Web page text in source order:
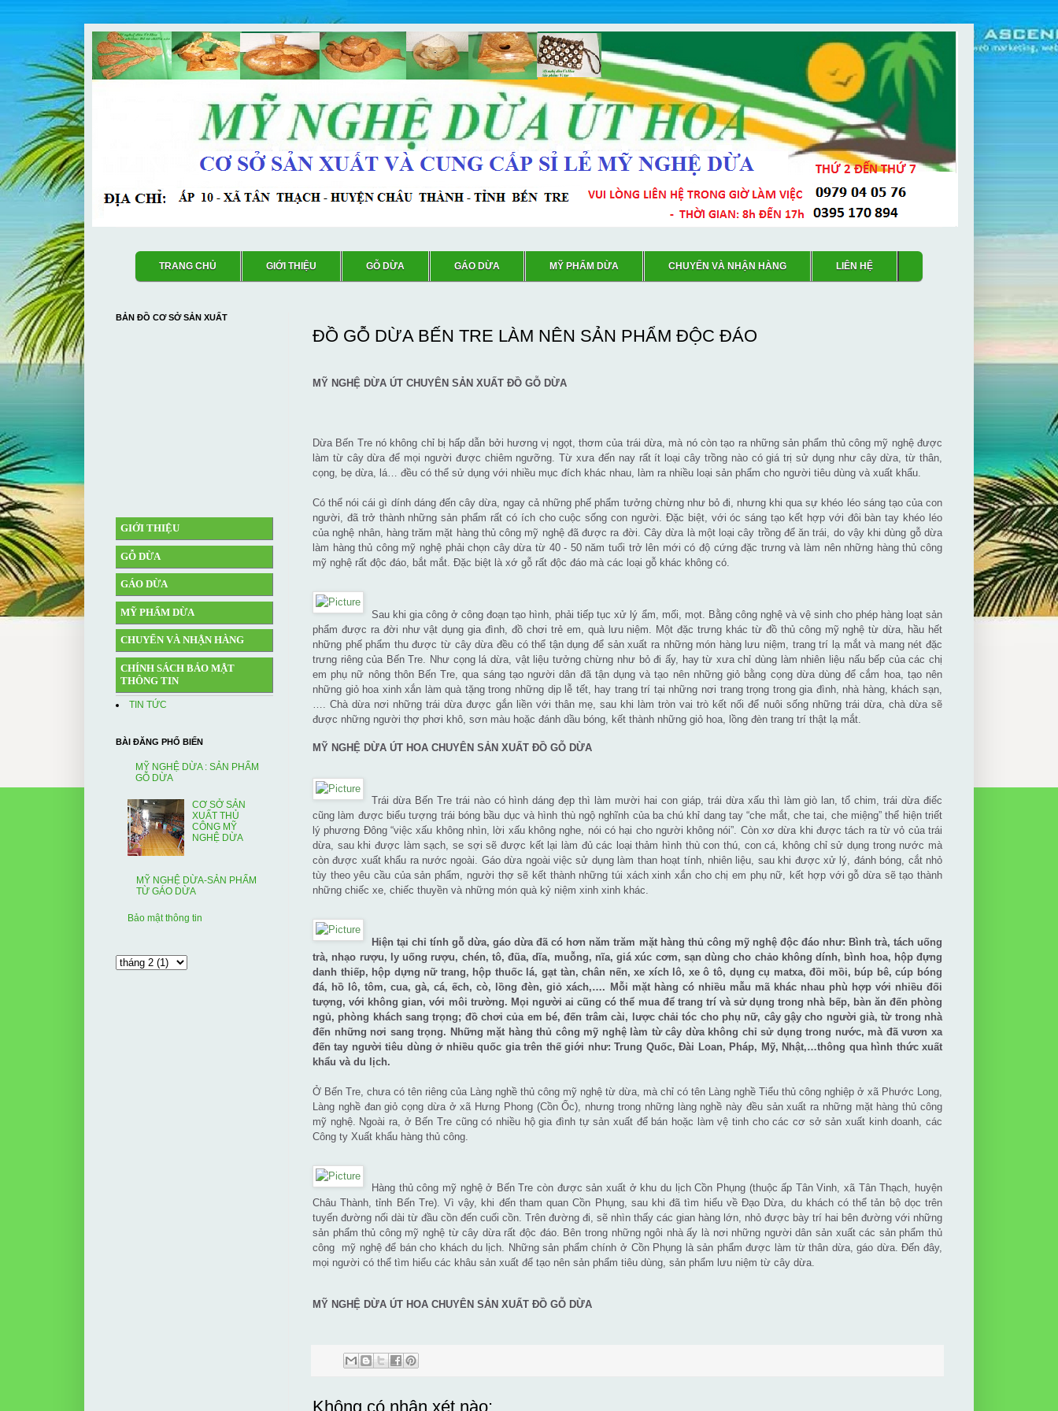
TRANG CHỦ GIỚI THIỆU GỖ DỪA GÁO DỪA MỸ PHẨM DỪA CHUYỂN VÀ NHẬN HÀNG LIÊN HỆ
ĐỒ GỖ DỪA BẾN TRE LÀM NÊN SẢN PHẨM ĐỘC ĐÁO
MỸ NGHỆ DỪA ÚT CHUYÊN SẢN XUẤT ĐỒ GỖ DỪA
Dừa Bến Tre nó không chỉ bị hấp dẫn bởi hương vị ngọt, thơm của trái dừa, mà nó còn tạo ra những sản phẩm thủ công mỹ nghệ được
làm từ cây dừa để mọi người được chiêm ngưỡng. Từ xưa đến nay rất ít loại cây trồng nào có giá trị sử dụng như cây dừa, từ thân,
cọng, bẹ dừa, lá… đều có thể sử dụng với nhiều mục đích khác nhau, làm ra nhiều loại sản phẩm cho người tiêu dùng và xuất khẩu.
Có thể nói cái gì dính dáng đến cây dừa, ngay cả những phế phẩm tưởng chừng như bỏ đi, nhưng khi qua sự khéo léo sáng tạo của con
người, đã trở thành những sản phẩm rất có ích cho cuộc sống con người. Đặc biệt, với óc sáng tạo kết hợp với đôi bàn tay khéo léo
của nghệ nhân, hàng trăm mặt hàng thủ công mỹ nghệ đã được ra đời. Cây dừa là một loại cây trồng để ăn trái, do vậy khi dùng gỗ dừa
làm hàng thủ công mỹ nghệ phải chọn cây dừa từ 40 - 50 năm tuổi trở lên mới có độ cứng đặc trưng và làm nên những hàng thủ công
mỹ nghệ rất độc đáo, bắt mắt. Đặc biệt là xớ gỗ rất độc đáo mà các loại gỗ khác không có.
Sau khi gia công ở công đoạn tạo hình, phải tiếp tục xử lý ẩm, mối, mọt. Bằng công nghệ và vệ sinh cho phép hàng loạt sản
phẩm được ra đời như vật dụng gia đình, đồ chơi trẻ em, quà lưu niệm. Một đặc trưng khác từ đồ thủ công mỹ nghệ từ dừa, hầu hết
những phế phẩm thu được từ cây dừa đều có thể tận dụng để sản xuất ra những món hàng lưu niệm, trang trí lạ mắt và mang nét đặc
trưng riêng của Bến Tre. Như cọng lá dừa, vật liệu tưởng chừng như bỏ đi ấy, hay từ xưa chỉ dùng làm nhiên liệu nấu bếp của các chị
em phụ nữ nông thôn Bến Tre, qua sáng tạo người dân đã tận dụng và tạo nên những giỏ bằng cọng dừa dùng để cắm hoa, tạo nên
những giỏ hoa xinh xắn làm quà tặng trong những dịp lễ tết, hay trang trí tại những nơi trang trọng trong gia đình, nhà hàng, khách sạn,
…. Chà dừa nơi những trái dừa được gắn liền với thân mẹ, sau khi làm tròn vai trò kết nối để nuôi sống những trái dừa, chà dừa sẽ
được những người thợ phơi khô, sơn màu hoặc đánh dầu bóng, kết thành những giỏ hoa, lồng đèn trang trí thật lạ mắt.
MỸ NGHỆ DỪA ÚT HOA CHUYÊN SẢN XUẤT ĐỒ GỖ DỪA
Trái dừa Bến Tre trái nào có hình dáng đẹp thì làm mười hai con giáp, trái dừa xấu thì làm giò lan, tổ chim, trái dừa điếc
cũng làm được biểu tượng trái bóng bầu dục và hình thù ngộ nghĩnh của ba chú khỉ dang tay “che mắt, che tai, che miệng” thể hiện triết
lý phương Đông “việc xấu không nhìn, lời xấu không nghe, nói có hại cho người không nói”. Còn xơ dừa khi được tách ra từ vỏ của trái
dừa, sau khi được làm sạch, se sợi sẽ được kết lại làm đủ các loại thảm hình thù con thú, con cá, không chỉ sử dụng trong nước mà
còn được xuất khẩu ra nước ngoài. Gáo dừa ngoài việc sử dụng làm than hoạt tính, nhiên liệu, sau khi được xử lý, đánh bóng, cắt nhỏ
tùy theo yêu cầu của sản phẩm, người thợ sẽ kết thành những túi xách xinh xắn cho chị em phụ nữ, kết hợp với gỗ dừa sẽ tạo thành
những chiếc xe, chiếc thuyền và những món quà kỷ niệm xinh xinh khác.
Hiện tại chỉ tính gỗ dừa, gáo dừa đã có hơn năm trăm mặt hàng thủ công mỹ nghệ độc đáo như: Bình trà, tách uống
trà, nhạo rượu, ly uống rượu, chén, tô, đũa, dĩa, muỗng, nĩa, giá xúc cơm, sạn dùng cho chảo không dính, bình hoa, hộp đựng
danh thiếp, hộp dựng nữ trang, hộp thuốc lá, gạt tàn, chân nến, xe xích lô, xe ô tô, dụng cụ matxa, đồi mồi, búp bê, cúp bóng
đá, hồ lô, tôm, cua, gà, cá, ếch, cò, lồng đèn, giỏ xách,…. Mỗi mặt hàng có nhiều mẫu mã khác nhau phù hợp với nhiều đối
tượng, với không gian, với môi trường. Mọi người ai cũng có thể mua để trang trí và sử dụng trong nhà bếp, bàn ăn đến phòng
ngủ, phòng khách sang trọng; đồ chơi của em bé, đến trâm cài, lược chải tóc cho phụ nữ, cây gậy cho người già, từ trong nhà
đến những nơi sang trọng. Những mặt hàng thủ công mỹ nghệ làm từ cây dừa không chỉ sử dụng trong nước, mà đã vươn xa
đến tay người tiêu dùng ở nhiều quốc gia trên thế giới như: Trung Quốc, Đài Loan, Pháp, Mỹ, Nhật,…thông qua hình thức xuất
khẩu và du lịch.
Ở Bến Tre, chưa có tên riêng của Làng nghề thủ công mỹ nghệ từ dừa, mà chỉ có tên Làng nghề Tiểu thủ công nghiệp ở xã Phước Long,
Làng nghề đan giỏ cọng dừa ở xã Hưng Phong (Cồn Ốc), nhưng trong những làng nghề này đều sản xuất ra những mặt hàng thủ công
mỹ nghệ. Ngoài ra, ở Bến Tre cũng có nhiều hộ gia đình tự sản xuất để bán hoặc làm vệ tinh cho các cơ sở sản xuất kinh doanh, các
Công ty Xuất khẩu hàng thủ công.
Hàng thủ công mỹ nghệ ở Bến Tre còn được sản xuất ở khu du lịch Cồn Phụng (thuộc ấp Tân Vinh, xã Tân Thạch, huyện
Châu Thành, tỉnh Bến Tre). Vì vậy, khi đến tham quan Cồn Phụng, sau khi đã tìm hiểu về Đạo Dừa, du khách có thể tản bộ dọc trên
tuyến đường nối dài từ đầu cồn đến cuối cồn. Trên đường đi, sẽ nhìn thấy các gian hàng lớn, nhỏ được bày trí hai bên đường với những
sản phẩm thủ công mỹ nghệ từ cây dừa rất độc đáo. Bên trong những ngôi nhà ấy là nơi những người dân sản xuất các sản phẩm thủ
công mỹ nghệ để bán cho khách du lịch. Những sản phẩm chính ở Cồn Phụng là sản phẩm được làm từ thân dừa, gáo dừa. Đến đây,
mọi người có thể tìm hiểu các khâu sản xuất để tạo nên sản phẩm tiêu dùng, sản phẩm lưu niệm từ cây dừa.
MỸ NGHỆ DỪA ÚT HOA CHUYÊN SẢN XUẤT ĐỒ GỖ DỪA
Không có nhận xét nào:
BẢN ĐỒ CƠ SỞ SẢN XUẤT
GIỚI THIỆU
GỖ DỪA
GÁO DỪA
MỸ PHẨM DỪA
CHUYỂN VÀ NHẬN HÀNG
CHÍNH SÁCH BẢO MẬT
THÔNG TIN
TIN TỨC
BÀI ĐĂNG PHỔ BIẾN
MỸ NGHỆ DỪA : SẢN PHẨM
GỖ DỪA
CƠ SỞ SẢN
XUẤT THỦ
CÔNG MỸ
NGHỆ DỪA
MỸ NGHỆ DỪA-SẢN PHẨM
TỪ GÁO DỪA
Bảo mật thông tin